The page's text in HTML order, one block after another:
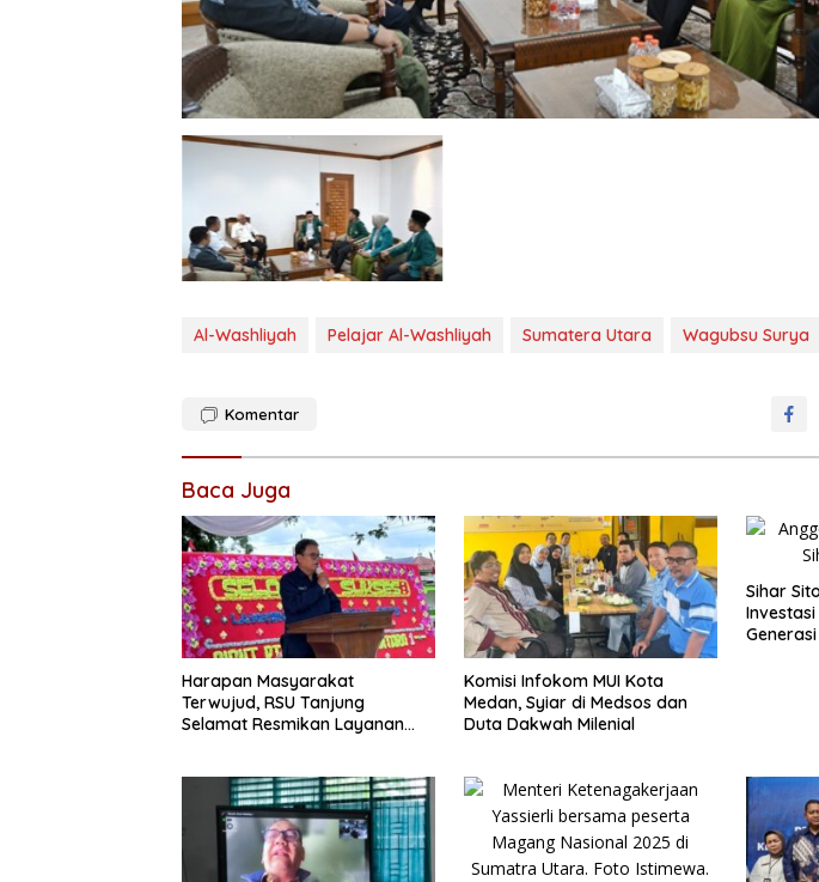
Al-Washliyah Pelajar Al-Washliyah Sumatera Utara Wagubsu Surya
Komentar
Baca Juga
Harapan Masyarakat
Terwujud, RSU Tanjung
Selamat Resmikan Layanan
Komisi Infokom MUI Kota
Medan, Syiar di Medsos dan
Duta Dakwah Milenial
Sihar